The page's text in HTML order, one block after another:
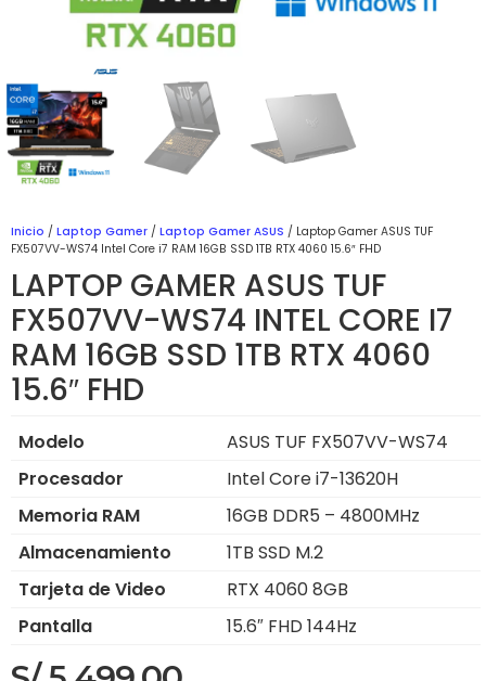
Inicio / Laptop Gamer / Laptop Gamer ASUS / Laptop Gamer ASUS TUF
FX507VV-WS74 Intel Core i7 RAM 16GB SSD 1TB RTX 4060 15.6″ FHD
LAPTOP GAMER ASUS TUF
FX507VV-WS74 INTEL CORE I7
RAM 16GB SSD 1TB RTX 4060
15.6″ FHD
Modelo
ASUS TUF FX507VV-WS74
Procesador
Intel Core i7-13620H
Memoria RAM
16GB DDR5 – 4800MHz
Almacenamiento
1TB SSD M.2
Tarjeta de Video
RTX 4060 8GB
Pantalla
15.6″ FHD 144Hz